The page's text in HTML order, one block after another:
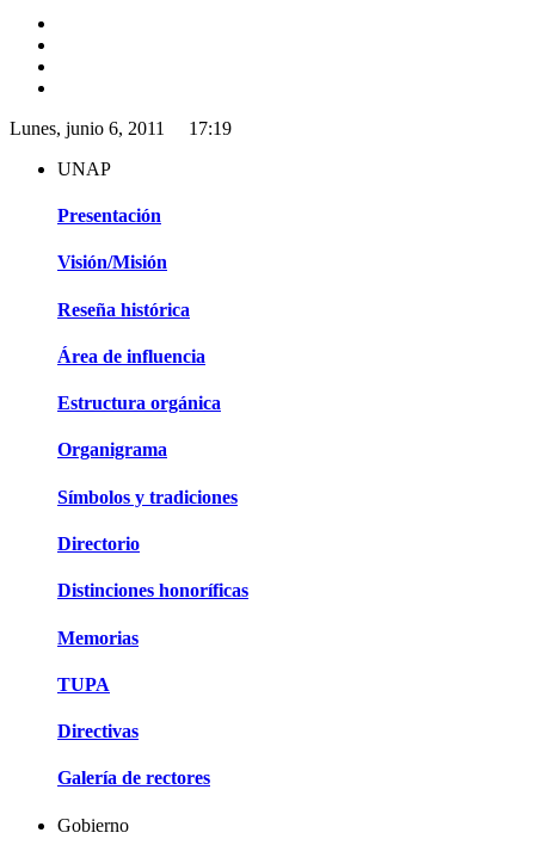
Lunes, junio 6, 2011 17:19
UNAP
Presentación
Visión/Misión
Reseña histórica
Área de influencia
Estructura orgánica
Organigrama
Símbolos y tradiciones
Directorio
Distinciones honoríficas
Memorias
TUPA
Directivas
Galería de rectores
Gobierno